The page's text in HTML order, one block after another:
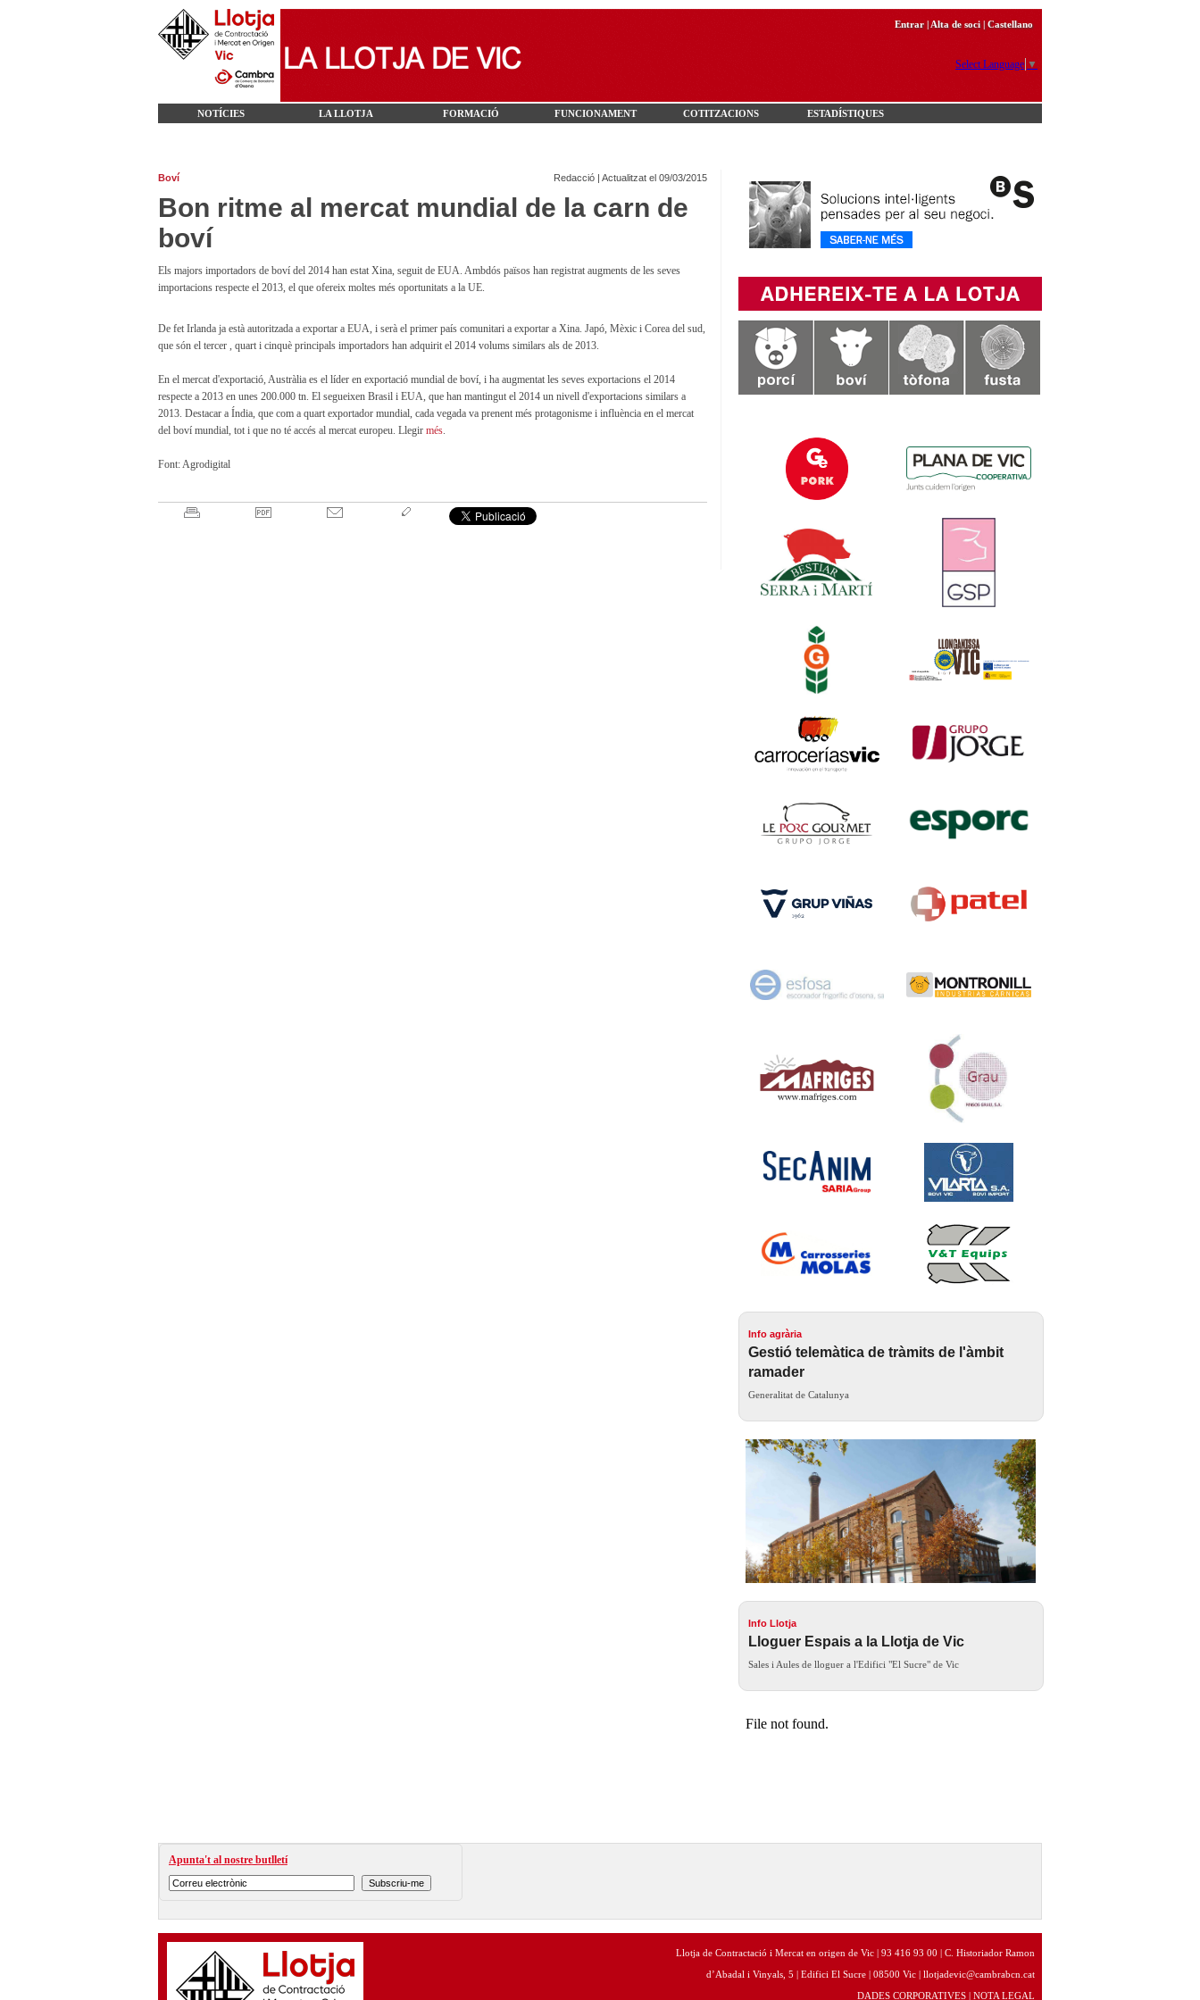
Entrar|Alta de soci|Castellano
Select Language ▼
NOTÍCIES LA LLOTJA FORMACIÓ FUNCIONAMENT COTITZACIONS ESTADÍSTIQUES
Boví Redacció | Actualitzat el 09/03/2015
Bon ritme al mercat mundial de la carn de
boví
Els majors importadors de boví del 2014 han estat Xina, seguit de EUA. Ambdós països han registrat augments de les seves
importacions respecte el 2013, el que ofereix moltes més oportunitats a la UE.
De fet Irlanda ja està autoritzada a exportar a EUA, i serà el primer país comunitari a exportar a Xina. Japó, Mèxic i Corea del sud,
que són el tercer , quart i cinquè principals importadors han adquirit el 2014 volums similars als de 2013.
En el mercat d'exportació, Austràlia es el líder en exportació mundial de boví, i ha augmentat les seves exportacions el 2014
respecte a 2013 en unes 200.000 tn. El segueixen Brasil i EUA, que han mantingut el 2014 un nivell d'exportacions similars a
2013. Destacar a Índia, que com a quart exportador mundial, cada vegada va prenent més protagonisme i influència en el mercat
del boví mundial, tot i que no té accés al mercat europeu. Llegir més.
Font: Agrodigital
Info agrària
Gestió telemàtica de tràmits de l'àmbit
ramader
Generalitat de Catalunya
Info Llotja
Lloguer Espais a la Llotja de Vic
Sales i Aules de lloguer a l'Edifici "El Sucre" de Vic
Apunta't al nostre butlletí
Llotja de Contractació i Mercat en origen de Vic | 93 416 93 00 | C. Historiador Ramon
d’Abadal i Vinyals, 5 | Edifici El Sucre | 08500 Vic | llotjadevic@cambrabcn.cat
DADES CORPORATIVES | NOTA LEGAL